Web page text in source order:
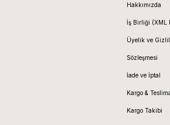
Hakkımızda
İş Birliği (XML
Üyelik ve
Sözleşmesi
İade ve İptal
Kargo &
Kargo Takibi